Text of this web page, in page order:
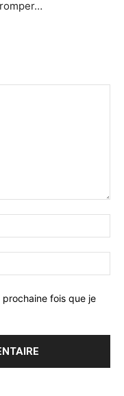
prochaine fois que je